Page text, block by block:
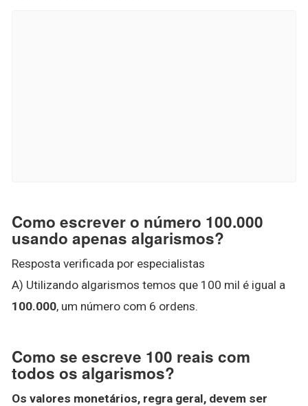
Como escrever o número 100.000
usando apenas algarismos?
Resposta verificada por especialistas
A) Utilizando algarismos temos que 100 mil é igual a
100.000, um número com 6 ordens.
Como se escreve 100 reais com
todos os algarismos?
Os valores monetários, regra geral, devem ser